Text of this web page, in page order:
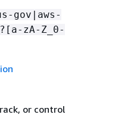
gov|aws-
zA-Z_0-
or control